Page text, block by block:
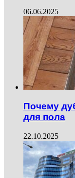
06.06.2025
Почему
для пола
22.10.2025